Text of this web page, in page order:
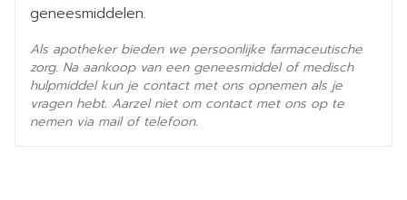
geneesmiddelen.
Als apotheker bieden we persoonlijke farmaceutische
zorg. Na aankoop van een geneesmiddel of medisch
hulpmiddel kun je contact met ons opnemen als je
vragen hebt. Aarzel niet om contact met ons op te
nemen via mail of telefoon.